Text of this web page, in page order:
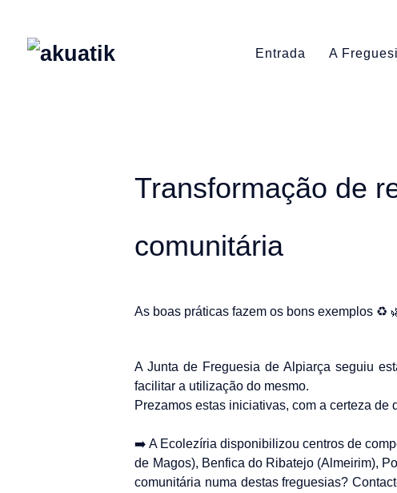
Entrada A
Transformação de
comunitária
As boas práticas fazem os bons exemplos ♻️
A Junta de Freguesia de Alpiarça seguiu
facilitar a utilização do mesmo.
Prezamos estas iniciativas, com a certeza
➡️ A Ecolezíria disponibilizou centros de
de Magos), Benfica do Ribatejo (Almeirim),
comunitária numa destas freguesias?